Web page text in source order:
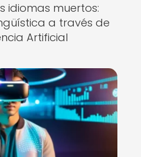
idiomas muertos:
a través de
Artificial